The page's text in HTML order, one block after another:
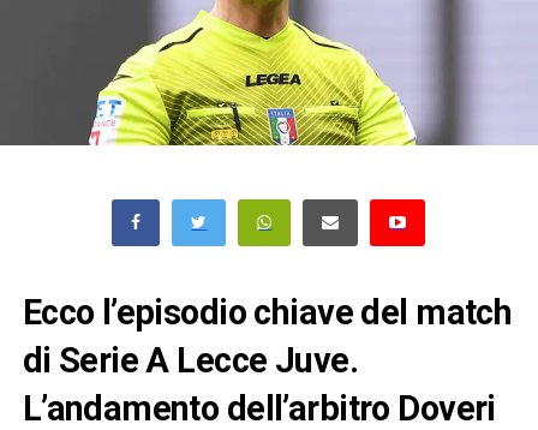
Ecco l’episodio chiave del match
di Serie A Lecce Juve.
L’andamento dell’arbitro Doveri